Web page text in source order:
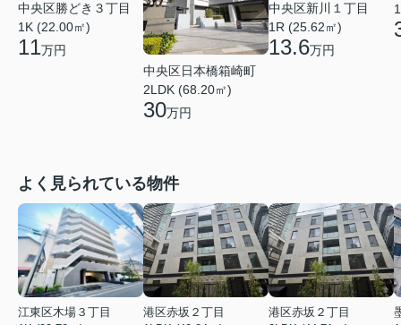
中央区勝どき３丁目
1K (22.00㎡)
11万円
中央区日本橋箱崎町
2LDK (68.20㎡)
30万円
中央区新川１丁目
1R (25.62㎡)
13.6万円
よく見られている物件
江東区木場３丁目
港区赤坂２丁目
港区赤坂２丁目